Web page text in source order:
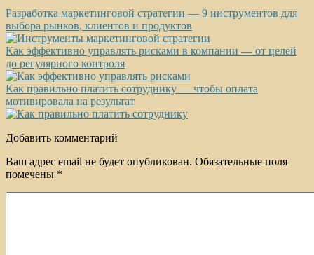
Разработка маркетинговой стратегии — 9 инструментов для
выбора рынков, клиентов и продуктов
Как эффективно управлять рисками в компании — от целей
до регулярного контроля
Как правильно платить сотруднику — чтобы оплата
мотивировала на результат
Добавить комментарий
Ваш адрес email не будет опубликован. Обязательные поля
помечены *